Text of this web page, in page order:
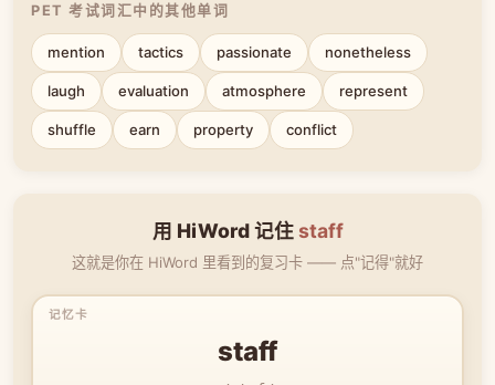
PET 考试词汇中的其他单词
mention tactics passionate nonetheless
laugh evaluation atmosphere represent
shuffle earn property conflict
用 HiWord 记住staff
这就是你在 HiWord 里看到的复习卡 —— 点"记得"就好
staff